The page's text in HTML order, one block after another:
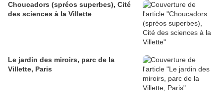
Choucadors (spréos superbes), Cité
des sciences à la Villette
Le jardin des miroirs, parc de la
Villette, Paris